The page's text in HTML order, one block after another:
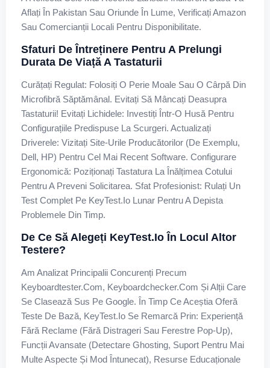
Aflați În Pakistan Sau Oriunde În Lume, Verificați Amazon
Sau Comercianții Locali Pentru Disponibilitate.
Sfaturi De Întreținere Pentru A Prelungi
Durata De Viață A Tastaturii
Curățați Regulat: Folosiți O Perie Moale Sau O Cârpă Din
Microfibră Săptămânal. Evitați Să Mâncați Deasupra
Tastaturii! Evitați Lichidele: Investiți Într-O Husă Pentru
Configurațiile Predispuse La Scurgeri. Actualizați
Driverele: Vizitați Site-Urile Producătorilor (de Exemplu,
Dell, HP) Pentru Cel Mai Recent Software. Configurare
Ergonomică: Poziționați Tastatura La Înălțimea Cotului
Pentru A Preveni Solicitarea. Sfat Profesionist: Rulați Un
Test Complet Pe KeyTest.io Lunar Pentru A Depista
Problemele Din Timp.
De Ce Să Alegeți KeyTest.io În Locul Altor
Testere?
Am Analizat Principalii Concurenți Precum
Keyboardtester.com, Keyboardchecker.com Și Alții Care
Se Clasează Sus Pe Google. În Timp Ce Aceștia Oferă
Teste De Bază, KeyTest.io Se Remarcă Prin: Experiență
Fără Reclame (fără Distrageri Sau Ferestre Pop-Up),
Funcții Avansate (detectare Ghosting, Suport Pentru Mai
Multe Aspecte Și Mod Întunecat), Resurse Educaționale